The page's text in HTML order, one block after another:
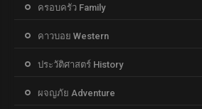
ครอบครัว Family
คาวบอย Western
ประวัติศาสตร์ History
ผจญภัย Adventure